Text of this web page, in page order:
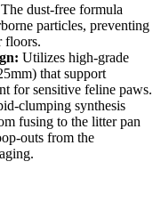
The dust-free formula
particles, preventing
floors.
Utilizes high-grade
that support
for sensitive feline paws.
clumping synthesis
fusing to the litter pan
outs from the